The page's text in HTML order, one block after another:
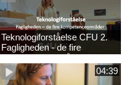
Teknologiforståelse CFU 2.
Fagligheden - de fire
kompetenceområder
04:39